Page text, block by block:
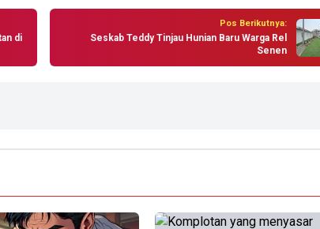
di
Pos Berikutnya:
Seskab Teddy Tinjau Hunian Baru Warga Rel
Senen